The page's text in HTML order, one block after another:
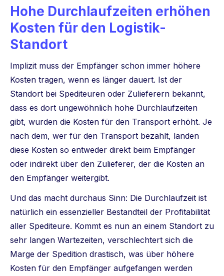
Hohe Durchlaufzeiten erhöhen
Kosten für den Logistik-
Standort
Implizit muss der Empfänger schon immer höhere
Kosten tragen, wenn es länger dauert. Ist der
Standort bei Spediteuren oder Zulieferern bekannt,
dass es dort ungewöhnlich hohe Durchlaufzeiten
gibt, wurden die Kosten für den Transport erhöht. Je
nach dem, wer für den Transport bezahlt, landen
diese Kosten so entweder direkt beim Empfänger
oder indirekt über den Zulieferer, der die Kosten an
den Empfänger weitergibt.
Und das macht durchaus Sinn: Die Durchlaufzeit ist
natürlich ein essenzieller Bestandteil der Profitabilität
aller Spediteure. Kommt es nun an einem Standort zu
sehr langen Wartezeiten, verschlechtert sich die
Marge der Spedition drastisch, was über höhere
Kosten für den Empfänger aufgefangen werden